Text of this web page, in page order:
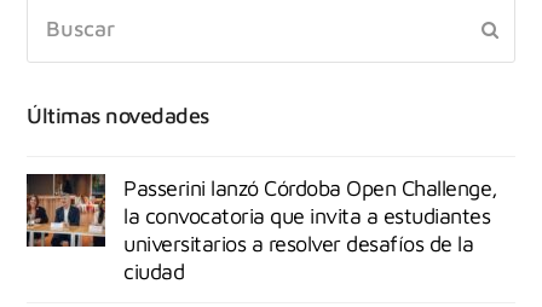
Últimas novedades
Passerini lanzó Córdoba Open Challenge,
la convocatoria que invita a estudiantes
universitarios a resolver desafíos de la
ciudad